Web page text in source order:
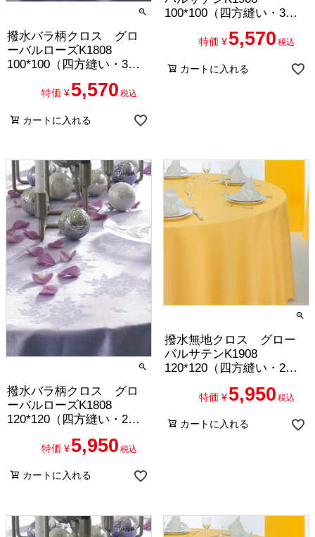
撥水バラ柄クロス グロ
ーバルローズK1808
100*100（四方縫い・3枚
特価 ¥ 5,570 税込
カートに入れる
100*100（四方縫い・3枚
特価 ¥ 5,570 税込
カートに入れる
撥水バラ柄クロス グロ
ーバルローズK1808
120*120（四方縫い・2枚
特価 ¥ 5,950 税込
カートに入れる
撥水無地クロス グロー
バルサテンK1908
120*120（四方縫い・2枚
特価 ¥ 5,950 税込
カートに入れる